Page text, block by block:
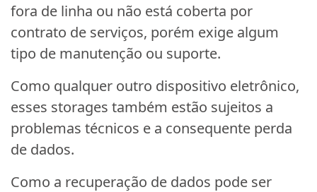
fora de linha ou não está coberta por
contrato de serviços, porém exige algum
tipo de manutenção ou suporte.
Como qualquer outro dispositivo eletrônico,
esses storages também estão sujeitos a
problemas técnicos e a consequente perda
de dados.
Como a recuperação de dados pode ser